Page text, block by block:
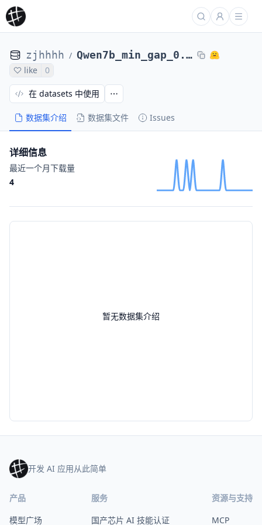
zjhhhh / Qwen7b_min_gap_0.17_final_iter1_12000
like 0
数据集介绍 数据集文件 Issues
在 datasets 中使用
暂无数据集介绍
详细信息
最近一个月下载量
4
开发 AI 应用从此简单
产品
模型广场
服务
国产芯片 AI 技能认证
资源与支持
MCP